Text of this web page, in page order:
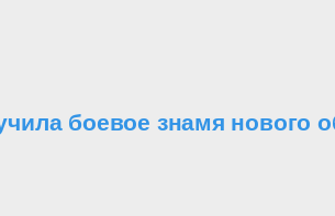
боевое знамя нового